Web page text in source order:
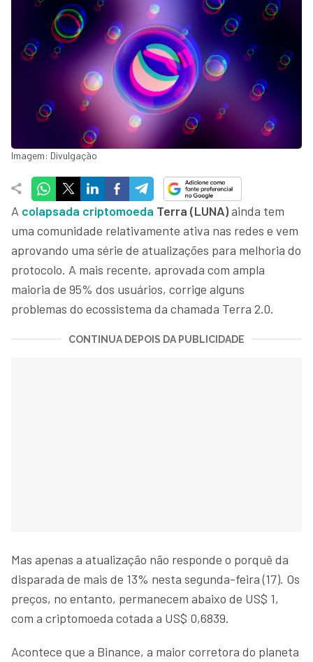
Imagem: Divulgação
A colapsada criptomoeda Terra (LUNA)ainda tem
uma comunidade relativamente ativa nas redes e vem
aprovando uma série de atualizações para melhoria do
protocolo. A mais recente, aprovada com ampla
maioria de 95% dos usuários, corrige alguns
problemas do ecossistema da chamada Terra 2.0.
CONTINUA DEPOIS DA PUBLICIDADE
Mas apenas a atualização não responde o porquê da
disparada de mais de 13% nesta segunda-feira (17). Os
preços, no entanto, permanecem abaixo de US$ 1,
com a criptomoeda cotada a US$ 0,6839.
Acontece que a Binance, a maior corretora do planeta